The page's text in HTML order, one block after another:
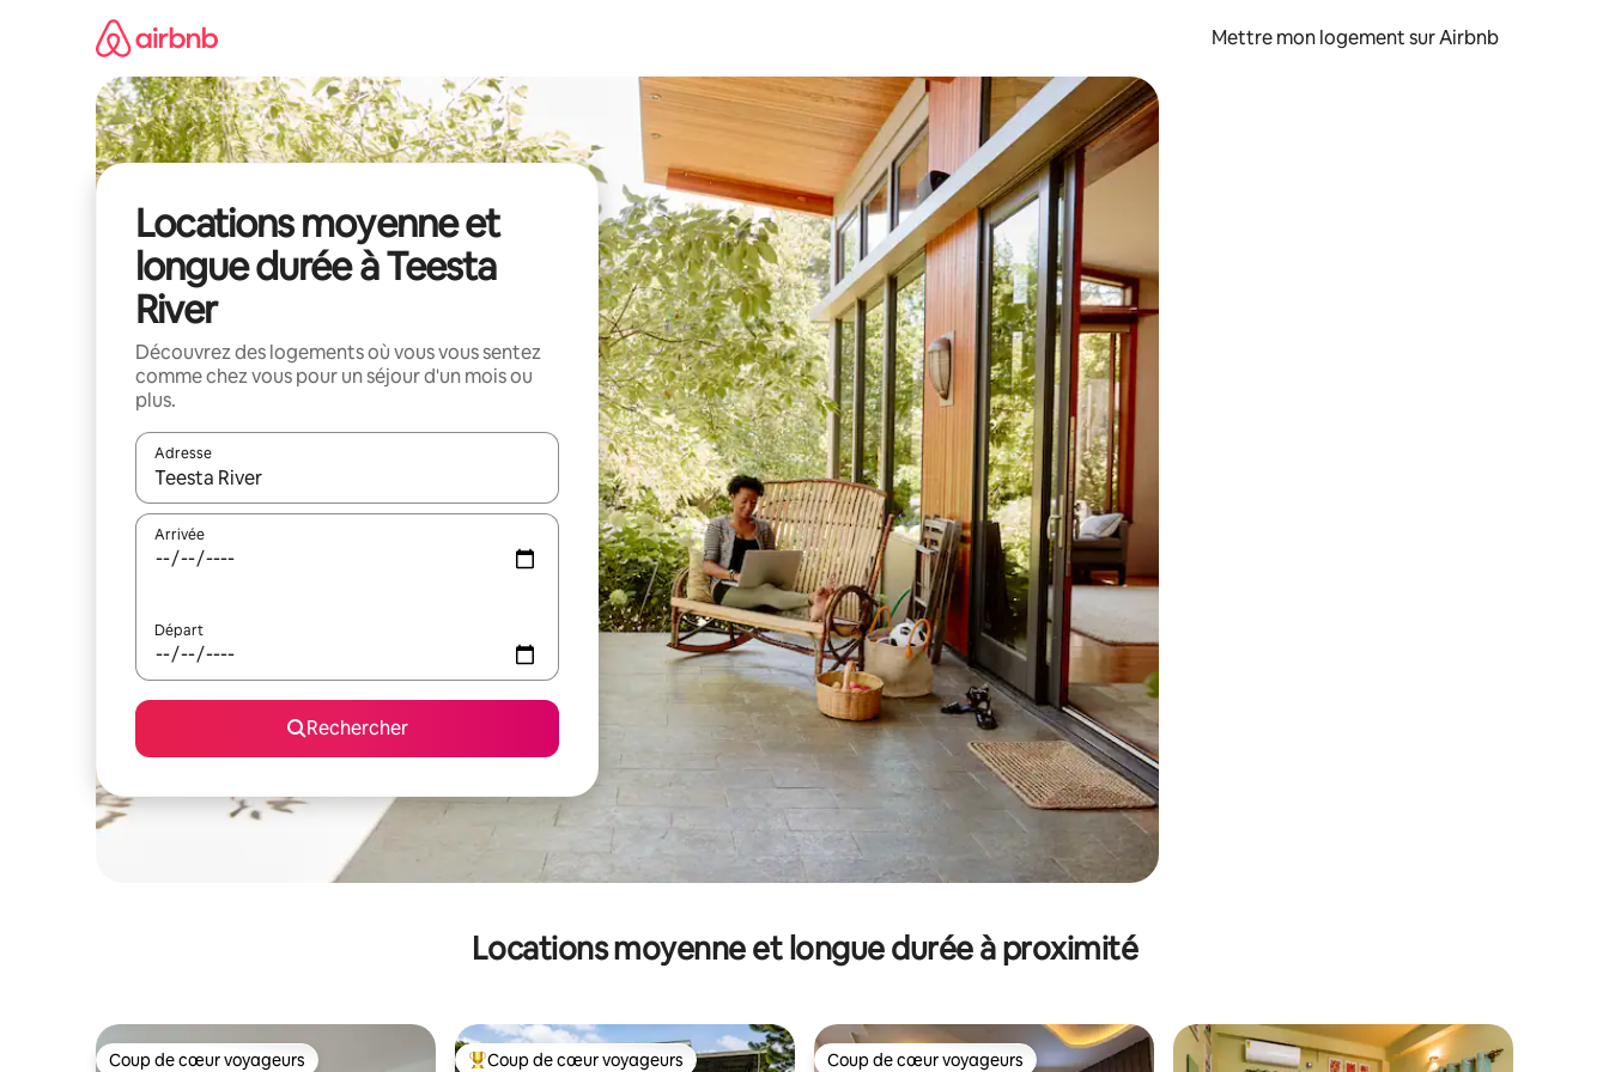
Mettre mon logement sur Airbnb
Locations moyenne et
longue durée à Teesta
River
Découvrez des logements où vous vous sentez
comme chez vous pour un séjour d'un mois ou
plus.
Adresse
Lorsque les résultats s'affichent, utilisez les flèches vers le haut et vers le bas pour les parcourir ou en appuyant et en faisant glisser.
Arrivée
Départ
Rechercher
Locations moyenne et longue durée à proximité
Coup de cœur voyageurs Coup de cœur voyageurs Coup de cœur voyageurs